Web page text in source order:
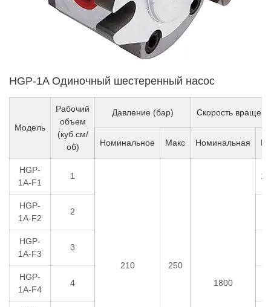
HGP-1A Одиночный шестеренный насос
Модель
Рабочий
объем
(куб.см/
об)
Давление (бар) Скорость
Номинальное Макс Номинальная
HGP-
1A-F1
1
210
250
1800
HGP-
1A-F2
2
HGP-
1A-F3
3
HGP-
1A-F4
4